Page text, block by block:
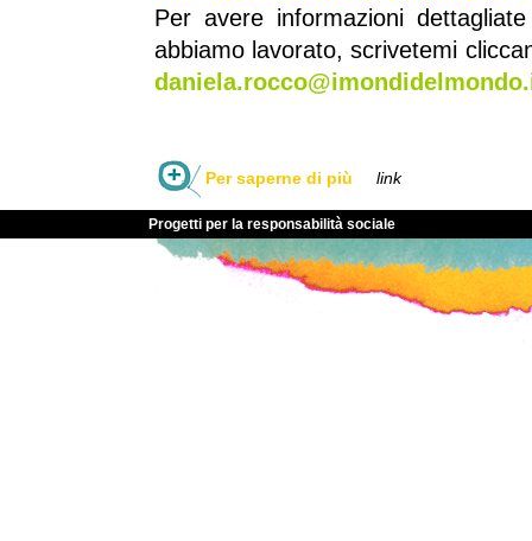
Per avere informazioni
abbiamo lavorato,scrivetemi
Per saperne di più link
Progetti per la responsabilità sociale